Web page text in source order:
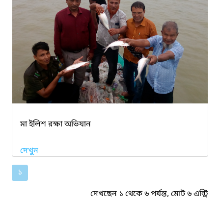
মা ইলিশ রক্ষা অভিযান
দেখুন
১
দেখছেন ১ থেকে ৬ পর্যন্ত, মোট ৬ এন্ট্রি